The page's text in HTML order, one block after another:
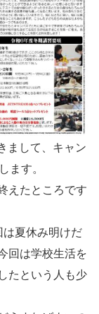
まして、キャン
す。
えたところです
夏休み明けだ
回は学校生活を
たという人も少